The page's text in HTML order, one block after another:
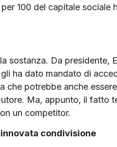
100 del capitale sociale
sostanza. Da presidente,
ha dato mandato di
che potrebbe anche
Ma, appunto, il fatto
un competitor.
innovata condivisione